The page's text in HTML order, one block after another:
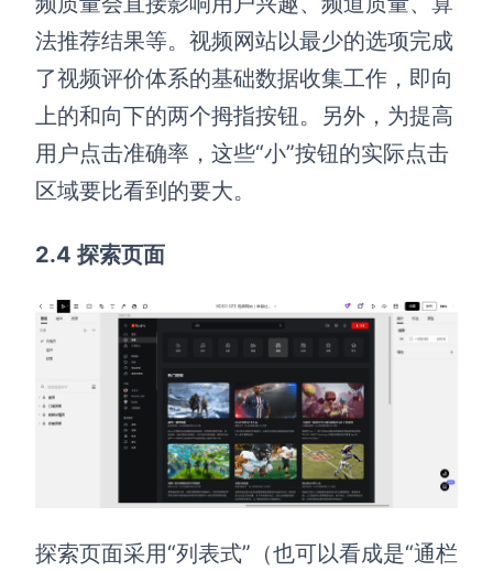
法推荐结果等。视频网站以最少的选项完成
了视频评价体系的基础数据收集工作，即向
上的和向下的两个拇指按钮。另外，为提高
用户点击准确率，这些“小”按钮的实际点击
区域要比看到的要大。
2.4 探索页面
探索页面采用“列表式”（也可以看成是“通栏